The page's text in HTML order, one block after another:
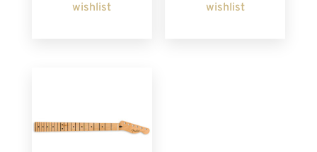
wishlist
wishlist